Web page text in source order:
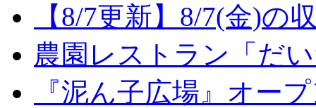
【8/7更新】8/7(金)の
農園レストラン「だ
『泥ん子広場』オー